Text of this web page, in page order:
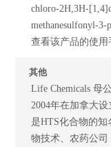
chloro-2H,3H-
methanesulfonyl-
查看该产品的使用
其他
Life Chemicals 母
2004年在加拿大
是HTS化合物的
物技术、农药公